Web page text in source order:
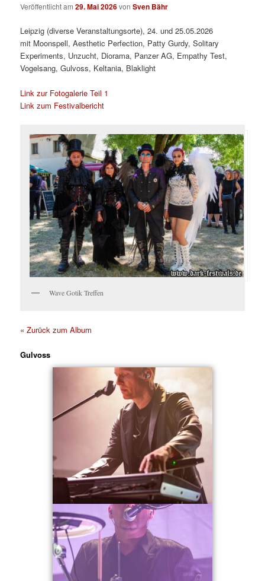
Veröffentlicht am29. Mai 2026vonSven Bähr
Leipzig (diverse Veranstaltungsorte), 24. und 25.05.2026
mit Moonspell, Aesthetic Perfection, Patty Gurdy, Solitary
Experiments, Unzucht, Diorama, Panzer AG, Empathy Test,
Vogelsang, Gulvoss, Keltania, Blaklight
Link zur Fotogalerie Teil 1
Link zum Festivalbericht
Wave Gotik Treffen
« Zurück zum Album
Gulvoss